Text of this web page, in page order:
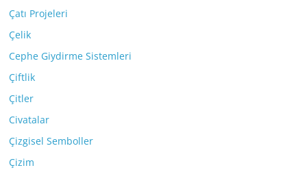
Çatı Projeleri
Çelik
Cephe Giydirme Sistemleri
Çiftlik
Çitler
Civatalar
Çizgisel Semboller
Çizim